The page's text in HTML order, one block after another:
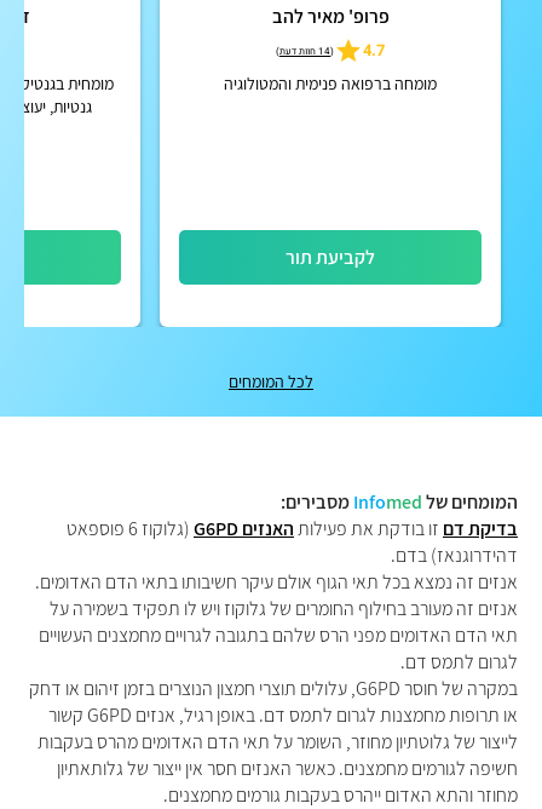
פרופ' מאיר להב
4.7
(14 חוות דעת )
מומחה ברפואה פנימית והמטולוגיה
לקביעת תור
ד"ר
מומחית בגנטיקה
גנטיות,
לכל המומחים
המומחים של Infomed
מסבירים:
בדיקת דם זו בודקת את פעילותהאנזים G6PD
(גלוקוז 6 פוספאט
דהידרוגנאז) בדם.
אנזים זה נמצא בכל תאי הגוף אולם עיקר חשיבותו בתאי הדם האדומים.
אנזים זה מעורב בחילוף החומרים של גלוקוז ויש לו תפקיד בשמירה על
תאי הדם האדומים מפני הרס שלהם בתגובה לגרויים מחמצנים העשויים
לגרום לתמס דם.
במקרה של חוסר G6PD, עלולים תוצרי חמצון הנוצרים בזמן זיהום או דחק
או תרופות מחמצנות לגרום לתמס דם. באופן רגיל, אנזים G6PD קשור
לייצור של גלוטתיון מחוזר, השומר על תאי הדם האדומים מהרס בעקבות
חשיפה לגורמים מחמצנים. כאשר האנזים חסר אין ייצור של גלותאתיון
מחוזר והתא האדום ייהרס בעקבות גורמים מחמצנים.